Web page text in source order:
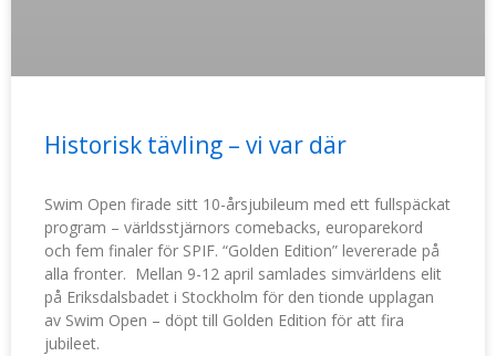
Historisk tävling – vi var där
Swim Open firade sitt 10-årsjubileum med ett fullspäckat
program – världsstjärnors comebacks, europarekord
och fem finaler för SPIF. “Golden Edition” levererade på
alla fronter. Mellan 9-12 april samlades simvärldens elit
på Eriksdalsbadet i Stockholm för den tionde upplagan
av Swim Open – döpt till Golden Edition för att fira
jubileet.